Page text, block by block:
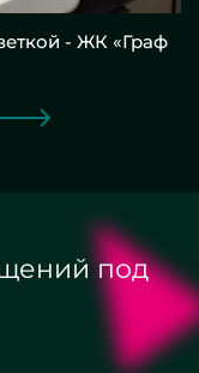
- ЖК «Граф
под